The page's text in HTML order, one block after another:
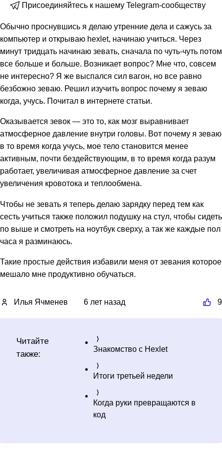
Присоединяйтесь к нашему Telegram-сообществу
Обычно проснувшись я делаю утренние дела и сажусь за
компьютер и открываю hexlet, начинаю учиться. Через
минут тридцать начинаю зевать, сначала по чуть-чуть потом
все больше и больше. Возникает вопрос? Мне что, совсем
не интересно? Я же выспался сил вагон, но все равно
безбожно зеваю. Решил изучить вопрос почему я зеваю
когда, учусь. Почитал в интернете статьи.
Оказывается зевок — это то, как мозг выравнивает
атмосферное давление внутри головы. Вот почему я зеваю
в то время когда учусь, мое тело становится менее
активным, почти бездействующим, в то время когда разум
работает, увеличивая атмосферное давление за счет
увеличения кровотока и теплообмена.
Чтобы не зевать я теперь делаю зарядку перед тем как
сесть учиться также положил подушку на стул, чтобы сидеть
по выше и смотреть на ноутбук сверху, а так же каждые пол
часа я разминаюсь.
Такие простые действия избавили меня от зевания которое
мешало мне продуктивно обучаться.
Илья Ячменев 6 лет назад 9
Читайте
также:
Знакомство с Hexlet
Итоги третьей недели
Когда руки превращаются в
код